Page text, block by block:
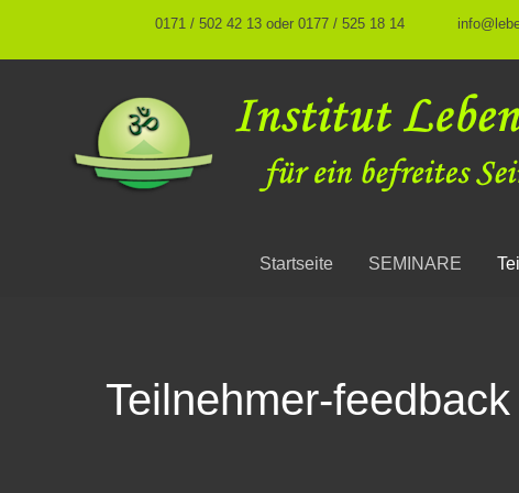
0171 / 502 42 13 oder 0177 / 525 18 14
Startseite SEMINARE
Teilnehmer-feedback